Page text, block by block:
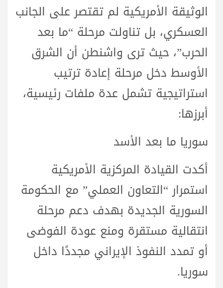
الوثيقة الأمريكية لم تقتصر على الجانب
العسكري، بل تناولت مرحلة “ما بعد
الحرب”، حيث ترى واشنطن أن الشرق
الأوسط دخل مرحلة إعادة ترتيب
استراتيجية تشمل عدة ملفات رئيسية،
أبرزها:
سوريا ما بعد الأسد
أكدت القيادة المركزية الأمريكية
استمرار “التعاون العملي” مع الحكومة
السورية الجديدة بهدف دعم مرحلة
انتقالية مستقرة ومنع عودة الفوضى
أو تمدد النفوذ الإيراني مجددًا داخل
سوريا.